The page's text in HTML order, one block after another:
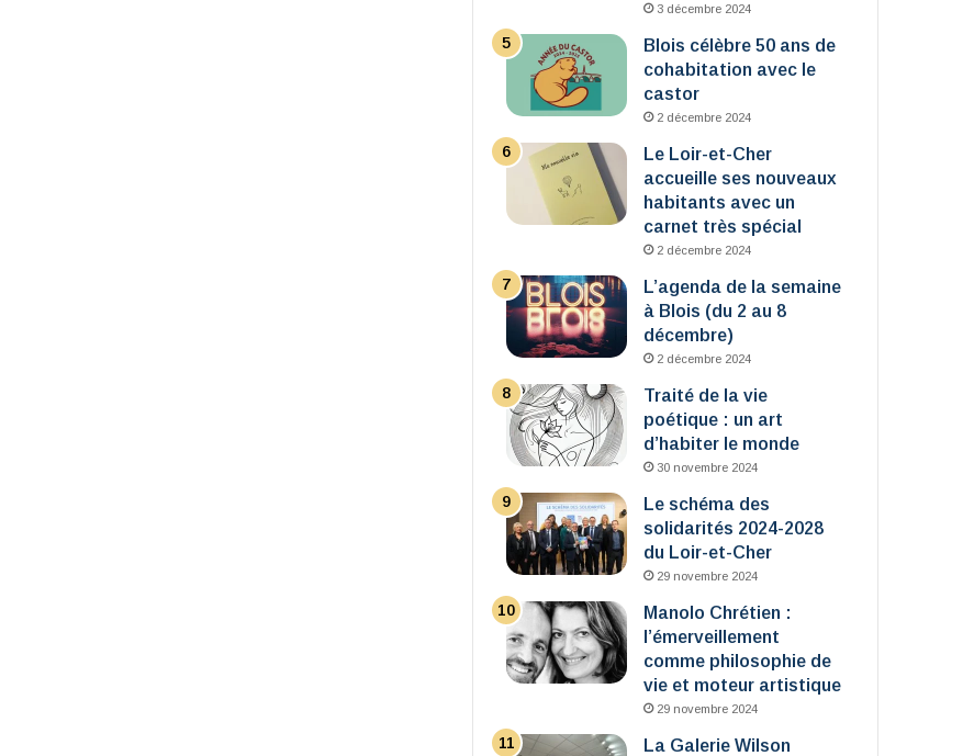
3 décembre 2024
Blois célèbre 50 ans de
cohabitation avec le
castor
2 décembre 2024
Le Loir-et-Cher
accueille ses nouveaux
habitants avec un
carnet très spécial
2 décembre 2024
L’agenda de la semaine
à Blois (du 2 au 8
décembre)
2 décembre 2024
Traité de la vie
poétique : un art
d’habiter le monde
30 novembre 2024
Le schéma des
solidarités 2024-2028
du Loir-et-Cher
29 novembre 2024
Manolo Chrétien :
l’émerveillement
comme philosophie de
vie et moteur artistique
29 novembre 2024
La Galerie Wilson